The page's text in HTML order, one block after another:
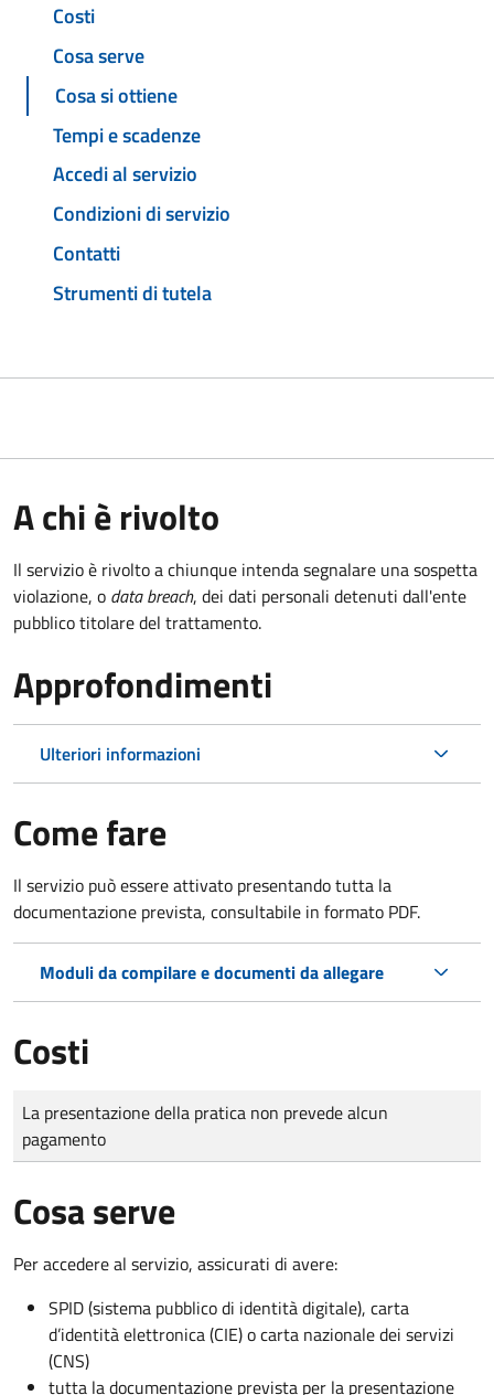
Costi
Cosa serve
Cosa si ottiene
Tempi e scadenze
Accedi al servizio
Condizioni di servizio
Contatti
Strumenti di tutela
A chi è rivolto
Il servizio è rivolto a chiunque intenda segnalare una sospetta
violazione, o data breach, dei dati personali detenuti dall'ente
pubblico titolare del trattamento.
Approfondimenti
Ulteriori informazioni
Come fare
Il servizio può essere attivato presentando tutta la
documentazione prevista, consultabile in formato PDF.
Moduli da compilare e documenti da allegare
Costi
Tipo di pagamento
Importo
La presentazione della pratica non prevede alcun
pagamento
Cosa serve
Per accedere al servizio, assicurati di avere:
SPID (sistema pubblico di identità digitale), carta
d’identità elettronica (CIE) o carta nazionale dei servizi
(CNS)
tutta la documentazione prevista per la presentazione